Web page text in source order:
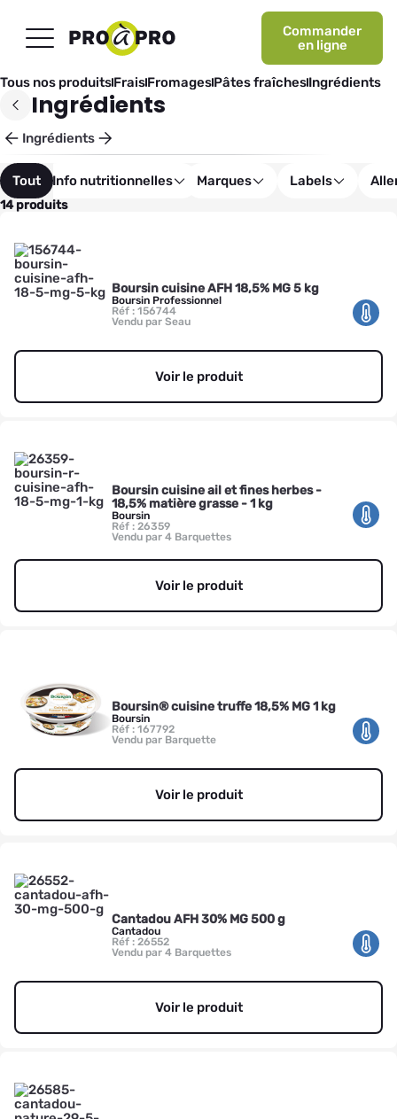
Commander
en ligne
Tous nos produitsFraisFromagesPâtes fraîchesIngrédients
Ingrédients
Ingrédients
Tout Info nutritionnelles Marques Labels
14 produits
Boursin cuisine AFH 18,5% MG 5 kg
Boursin Professionnel
Réf : 156744
Vendu par Seau
Voir le produit
Boursin cuisine ail et fines herbes -
18,5% matière grasse - 1 kg
Boursin
Réf : 26359
Vendu par 4 Barquettes
Voir le produit
Boursin® cuisine truffe 18,5% MG 1 kg
Boursin
Réf : 167792
Vendu par Barquette
Voir le produit
Cantadou AFH 30% MG 500 g
Cantadou
Réf : 26552
Vendu par 4 Barquettes
Voir le produit